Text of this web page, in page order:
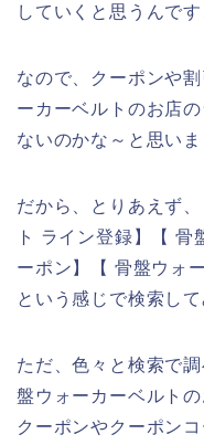
していくと思うんで
なので、クーポンや
ーカーベルトのお店
ないのかな～と思いま
だから、とりあえず
ト ライン登録】【 骨
ーポン】【 骨盤ウォ
という感じで検索し
ただ、色々と検索で
盤ウォーカーベルト
クーポンやクーポン